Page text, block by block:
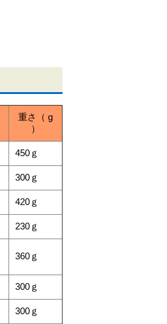
重さ（ g
）
450ｇ
300ｇ
420ｇ
230ｇ
360ｇ
300ｇ
300ｇ